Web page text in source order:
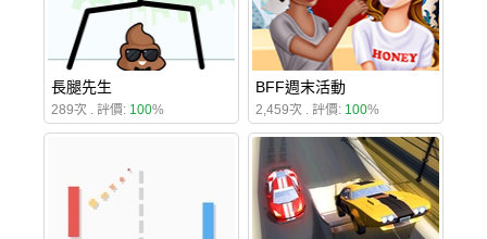
長腿先生
289次 . 評價: 100%
BFF週末活動
2,459次 . 評價: 100%